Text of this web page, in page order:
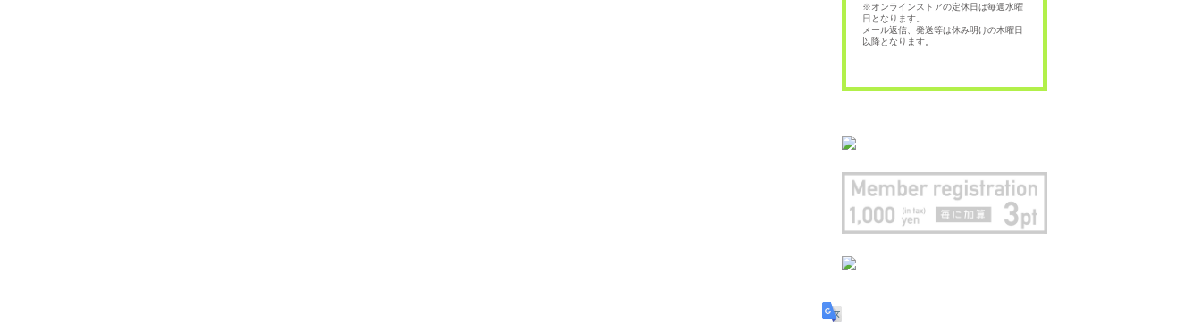
※オンラインストアの定休日は毎週水曜
日となります。
メール返信、発送等は休み明けの木曜日
以降となります。